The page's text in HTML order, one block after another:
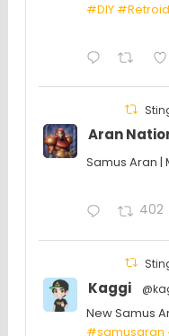
#DIY #Retroid
Aran
Samus Aran |
402
Kaggi
New Samus
#samusaran